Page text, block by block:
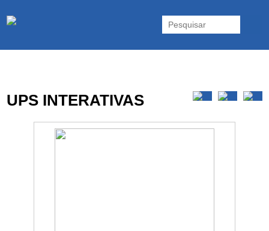
Inversores e acessórios. Portugal.
UPS INTERATIVAS